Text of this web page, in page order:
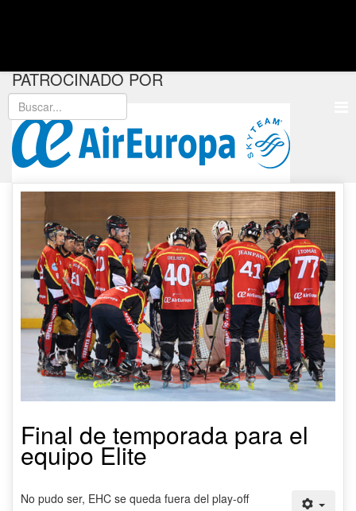
PATROCINADO POR
Final de temporada para el
equipo Elite
No pudo ser, EHC se queda fuera del play-off